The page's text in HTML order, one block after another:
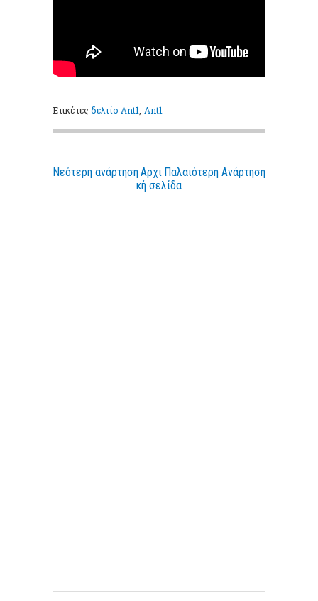
Ετικέτεςδελτίο Ant1, Ant1
Νεότερη ανάρτηση Παλαιότερη Ανάρτηση
Αρχι
κή σελίδα